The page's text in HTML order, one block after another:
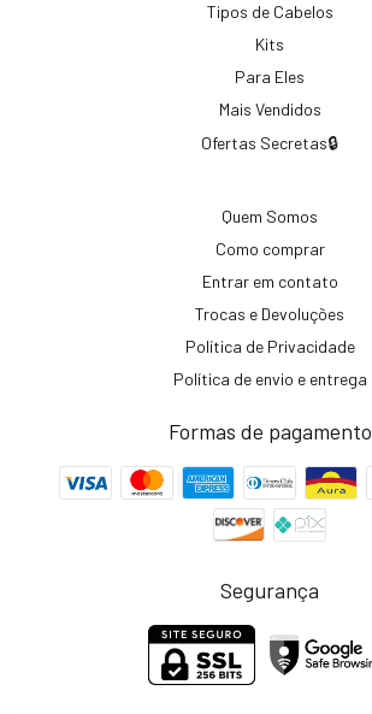
Tipos de Cabelos
Kits
Para Eles
Mais Vendidos
Ofertas Secretas🔒
Quem Somos
Como comprar
Entrar em contato
Trocas e Devoluções
Política de Privacidade
Política de envio e entrega
Formas de pagamento
Segurança